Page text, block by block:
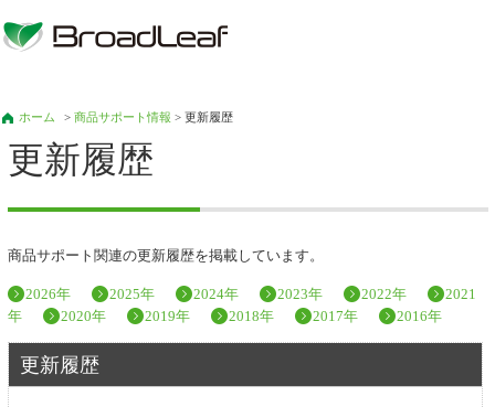
ホーム >商品サポート情報 > 更新履歴
更新履歴
商品サポート関連の更新履歴を掲載しています。
2026年 2025年 2024年 2023年 2022年
2021
年
2020年 2019年 2018年 2017年 2016年
更新履歴